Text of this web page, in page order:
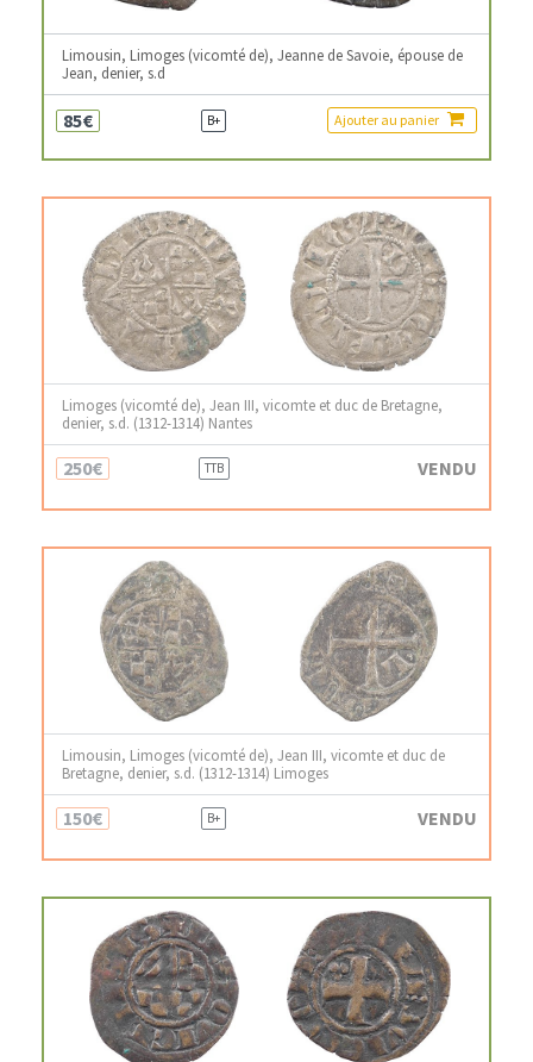
Limousin, Limoges (vicomté de), Jeanne de Savoie, épouse de
Jean, denier, s.d
85€ B+ Ajouter au panier
Limoges (vicomté de), Jean III, vicomte et duc de Bretagne,
denier, s.d. (1312-1314) Nantes
250€ TTB VENDU
Limousin, Limoges (vicomté de), Jean III, vicomte et duc de
Bretagne, denier, s.d. (1312-1314) Limoges
150€ B+ VENDU